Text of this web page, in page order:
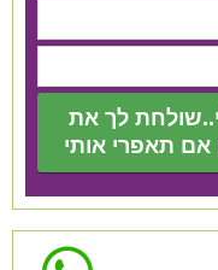
לך את
תאפרי אותי